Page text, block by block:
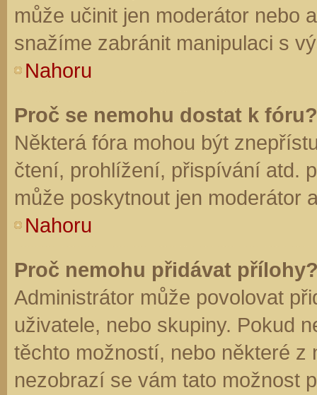
může učinit jen moderátor nebo
snažíme zabránit manipulaci s
Nahoru
Proč se nemohu dostat k fóru?
Některá fóra mohou být
čtení, prohlížení, přispívání atd.
může poskytnout jen moderátor
Nahoru
Proč nemohu přidávat
Administrátor může povolovat
uživatele, nebo skupiny. Pokud
těchto možností, nebo některé z
nezobrazí se vám tato možnost